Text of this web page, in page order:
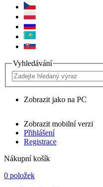
Vyhledávání
Zobrazit jako na PC
Zobrazit mobilní verzi
Přihlášení
Registrace
Nákupní košík
0 položek